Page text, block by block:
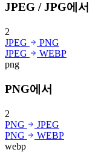
JPEG / JPG에서
2
JPEG
PNG
JPEG
WEBP
png
PNG에서
2
PNG
JPEG
PNG
WEBP
webp